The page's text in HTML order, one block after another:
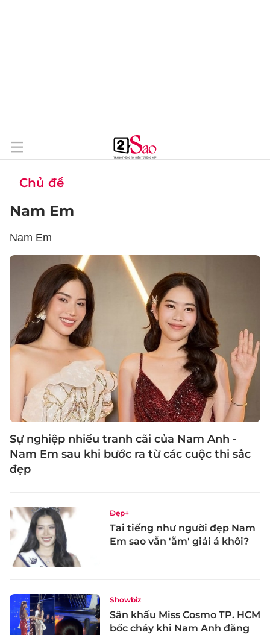
Chủ đề
Nam Em
Nam Em
Sự nghiệp nhiều tranh cãi của Nam Anh -
Nam Em sau khi bước ra từ các cuộc thi sắc
đẹp
Đẹp+
Tai tiếng như người đẹp Nam
Em sao vẫn 'ẵm' giải á khôi?
Showbiz
Sân khấu Miss Cosmo TP. HCM
bốc cháy khi Nam Anh đăng